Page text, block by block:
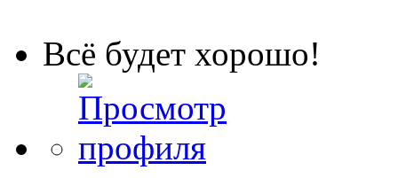
Всё будет хорошо!